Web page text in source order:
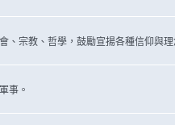
、宗教、哲學，鼓勵宣揚各種信仰與理
事。